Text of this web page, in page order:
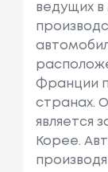
ведущих
Франции
странах.
является
Корее.